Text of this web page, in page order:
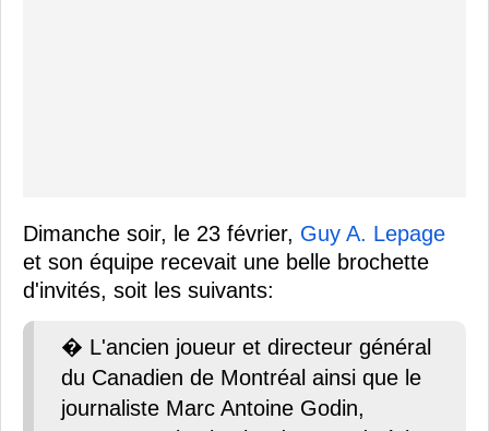
Dimanche soir, le 23 février, Guy A. Lepage
et son équipe recevait une belle brochette
d'invités, soit les suivants:
� L'ancien joueur et directeur général
du Canadien de Montréal ainsi que le
journaliste Marc Antoine Godin,